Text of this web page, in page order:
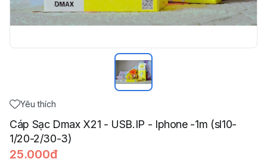
Yêu thích
Cáp Sạc Dmax X21 - USB.IP - Iphone -1m (sl10-
1/20-2/30-3)
25.000đ